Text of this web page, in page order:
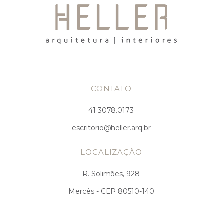
CONTATO
41 3078.0173
escritorio@heller.arq.br
LOCALIZAÇÃO
R. Solimões, 928
Mercês - CEP 80510-140